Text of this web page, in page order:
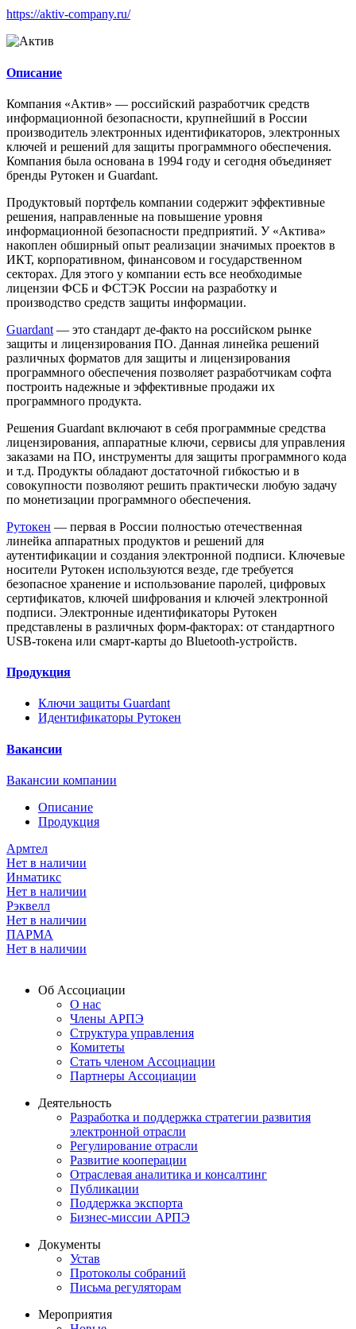
https://aktiv-company.ru/
Описание
Компания «Актив» — российский разработчик средств
информационной безопасности, крупнейший в России
производитель электронных идентификаторов, электронных
ключей и решений для защиты программного обеспечения.
Компания была основана в 1994 году и сегодня объединяет
бренды Рутокен и Guardant.
Продуктовый портфель компании содержит эффективные
решения, направленные на повышение уровня
информационной безопасности предприятий. У «Актива»
накоплен обширный опыт реализации значимых проектов в
ИКТ, корпоративном, финансовом и государственном
секторах. Для этого у компании есть все необходимые
лицензии ФСБ и ФСТЭК России на разработку и
производство средств защиты информации.
Guardant — это стандарт де-факто на российском рынке
защиты и лицензирования ПО. Данная линейка решений
различных форматов для защиты и лицензирования
программного обеспечения позволяет разработчикам софта
построить надежные и эффективные продажи их
программного продукта.
Решения Guardant включают в себя программные средства
лицензирования, аппаратные ключи, сервисы для управления
заказами на ПО, инструменты для защиты программного кода
и т.д. Продукты обладают достаточной гибкостью и в
совокупности позволяют решить практически любую задачу
по монетизации программного обеспечения.
Рутокен — первая в России полностью отечественная
линейка аппаратных продуктов и решений для
аутентификации и создания электронной подписи. Ключевые
носители Рутокен используются везде, где требуется
безопасное хранение и использование паролей, цифровых
сертификатов, ключей шифрования и ключей электронной
подписи. Электронные идентификаторы Рутокен
представлены в различных форм-факторах: от стандартного
USB-токена или смарт-карты до Bluetooth-устройств.
Продукция
Ключи защиты Guardant
Идентификаторы Рутокен
Вакансии
Вакансии компании
Описание
Продукция
Армтел
Нет в наличии
Инматикс
Нет в наличии
Рэквелл
Нет в наличии
ПАРМА
Нет в наличии
Об Ассоциации
О нас
Члены АРПЭ
Структура управления
Комитеты
Стать членом Ассоциации
Партнеры Ассоциации
Деятельность
Разработка и поддержка стратегии развития
электронной отрасли
Регулирование отрасли
Развитие кооперации
Отраслевая аналитика и консалтинг
Публикации
Поддержка экспорта
Бизнес-миссии АРПЭ
Документы
Устав
Протоколы собраний
Письма регуляторам
Мероприятия